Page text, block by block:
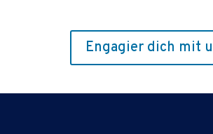
Engagier dich mit